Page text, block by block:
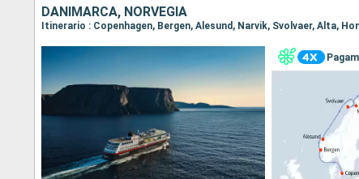
DANIMARCA, NORVEGIA
Itinerario : Copenhagen, Bergen, Alesund, Narvik, Svolvaer, Alta,